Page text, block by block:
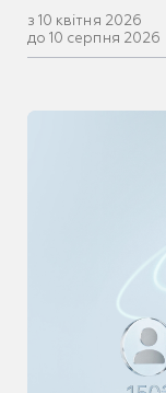
з 10 квітня 2026
до 10 серпня 2026